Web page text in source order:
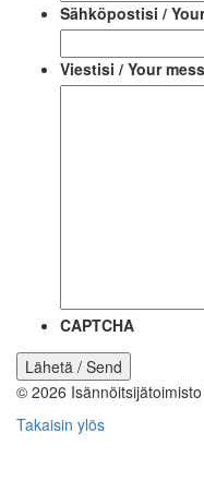
Sähköpostisi /
Viestisi / Your
CAPTCHA
© 2026
Takaisin ylös